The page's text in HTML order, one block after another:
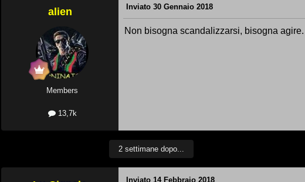
alien
Members
13,7k
Inviato 30 Gennaio 2018
Non bisogna scandalizzarsi, bisogna
2 settimane dopo...
Inviato 14 Febbraio 2018